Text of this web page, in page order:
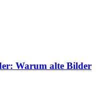
Warum alte Bilder